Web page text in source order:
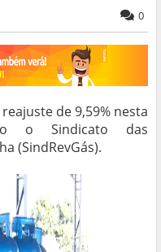
0
de 9,59% nesta
o Sindicato das
(SindRevGás).